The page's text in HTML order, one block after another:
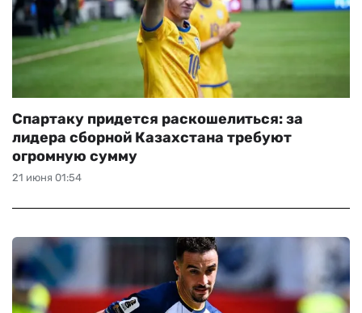
21 июня 01:54
Спартаку придется раскошелиться: за
лидера сборной Казахстана требуют
огромную сумму